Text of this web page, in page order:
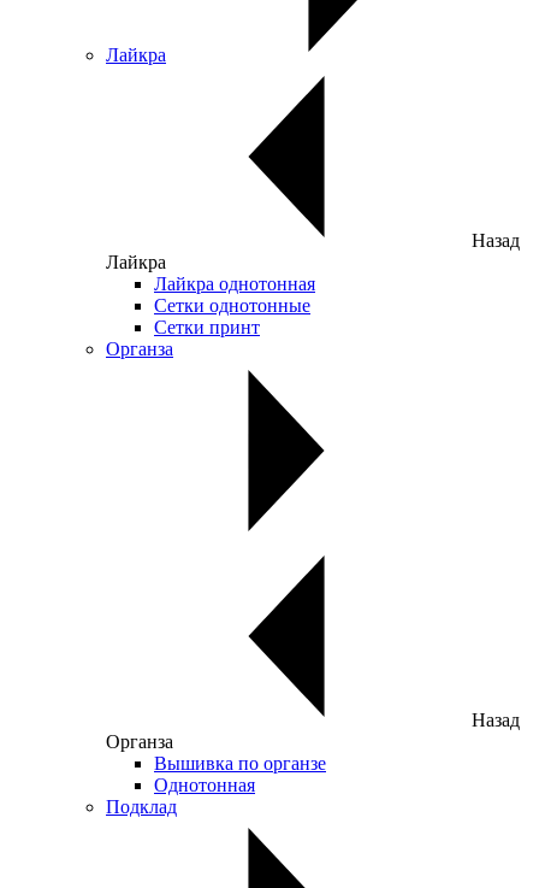
Лайкра
Назад
Лайкра
Лайкра однотонная
Сетки однотонные
Сетки принт
Органза
Назад
Органза
Вышивка по органзе
Однотонная
Подклад